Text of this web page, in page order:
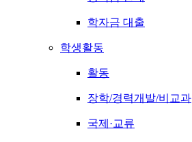
학자금 대출
학생활동
활동
장학/경력개발/비교과
국제·교류